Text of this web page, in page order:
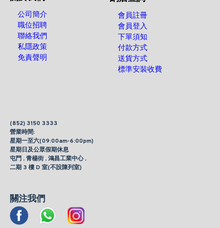
公司簡介
職位招聘
聯絡我們
私隱政策
免責聲明
會員註冊
會員登入
下單須知
付款方式
送貨方式
標準安裝收費
(852) 3150 3333
營業時間:
星期一至六(09:00am-6:00pm)
星期日及公眾假期休息
屯門 , 青楊街 , 鴻昌工業中心 ,
二期 3 樓 D 室(不設陳列室)
關注我們